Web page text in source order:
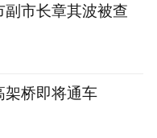
副市长章其波被查
架桥即将通车